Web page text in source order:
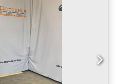
Zustand Technisch:
Bereifung vorne
hinten Typ:
Batterie Ah: 375Ah Batterie
80 - 100% Dcsdpfx
Batteriefachrollen DIN160A
per PinCode